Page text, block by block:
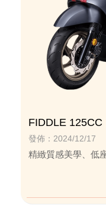
FIDDLE
發佈：2024/12/17
精緻質感美學、低